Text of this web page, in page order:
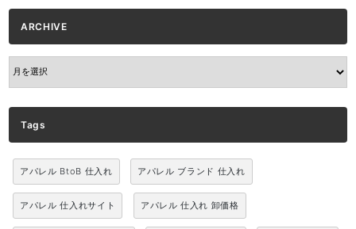
ARCHIVE
ARCHIVE
Tags
アパレル BtoB 仕入れ アパレル ブランド 仕入れ
アパレル 仕入れサイト アパレル 仕入れ 卸価格